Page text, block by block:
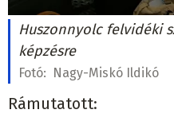
Huszonnyolc felvidéki
képzésre
Fotó: Nagy-Miskó Ildikó
Rámutatott: